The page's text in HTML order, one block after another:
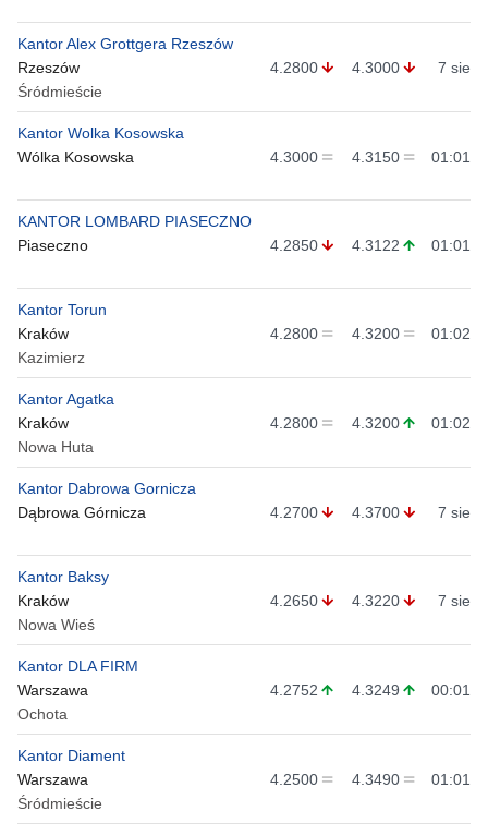
Kantor Alex Grottgera Rzeszów
Rzeszów
Śródmieście
4.2800 4.3000 7 sie
Kantor Wolka Kosowska
Wólka Kosowska
4.3000 4.3150 01:01
KANTOR LOMBARD PIASECZNO
Piaseczno
4.2850 4.3122 01:01
Kantor Torun
Kraków
Kazimierz
4.2800 4.3200 01:02
Kantor Agatka
Kraków
Nowa Huta
4.2800 4.3200 01:02
Kantor Dabrowa Gornicza
Dąbrowa Górnicza
4.2700 4.3700 7 sie
Kantor Baksy
Kraków
Nowa Wieś
4.2650 4.3220 7 sie
Kantor DLA FIRM
Warszawa
Ochota
4.2752 4.3249 00:01
Kantor Diament
Warszawa
Śródmieście
4.2500 4.3490 01:01